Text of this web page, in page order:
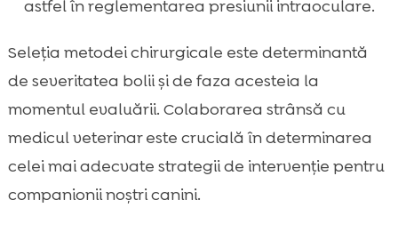
astfel în reglementarea presiunii intraoculare.
Seleția metodei chirurgicale este determinantă
de severitatea bolii și de faza acesteia la
momentul evaluării. Colaborarea strânsă cu
medicul veterinar este crucială în determinarea
celei mai adecvate strategii de intervenție pentru
companionii noștri canini.